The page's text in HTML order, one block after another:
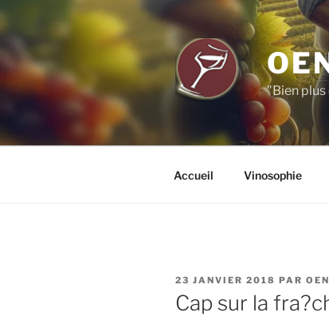
Aller
au
contenu
principal
"Bien
Accueil Vinosophie
PUBLIÉ
LE
23 JANVIER 2018 PAR
Cap sur la